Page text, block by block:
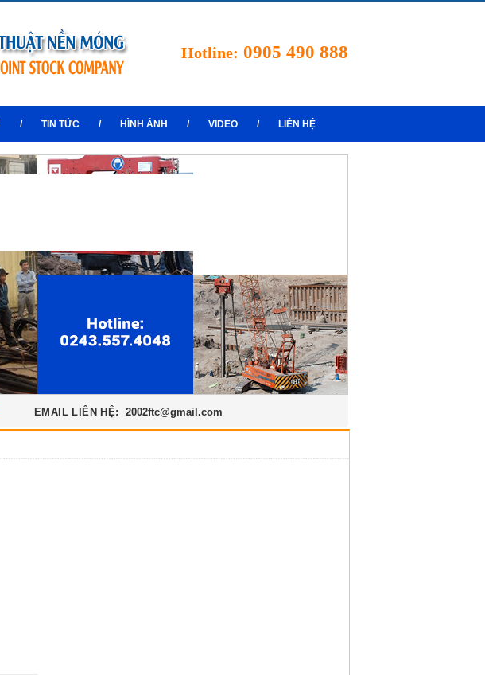
Hotline: 0905 490 888
/ TIN TỨC / HÌNH ẢNH / VIDEO / LIÊN HỆ
EMAIL LIÊN HỆ: 2002ftc@gmail.com